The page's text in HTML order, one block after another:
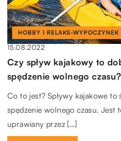
HOBBY I RELAKS-WYPOCZYNEK
15.08.2022
Czy spływ kajakowy to
spędzenie wolnego czasu?
Co to jest? Spływy kajakowe to
spędzenie wolnego czasu. Jest
uprawiany przez […]